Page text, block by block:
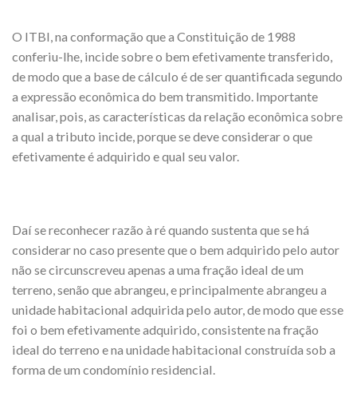
O ITBI, na conformação que a Constituição de 1988
conferiu-lhe, incide sobre o bem efetivamente transferido,
de modo que a base de cálculo é de ser quantificada segundo
a expressão econômica do bem transmitido. Importante
analisar, pois, as características da relação econômica sobre
a qual a tributo incide, porque se deve considerar o que
efetivamente é adquirido e qual seu valor.
Daí se reconhecer razão à ré quando sustenta que se há
considerar no caso presente que o bem adquirido pelo autor
não se circunscreveu apenas a uma fração ideal de um
terreno, senão que abrangeu, e principalmente abrangeu a
unidade habitacional adquirida pelo autor, de modo que esse
foi o bem efetivamente adquirido, consistente na fração
ideal do terreno e na unidade habitacional construída sob a
forma de um condomínio residencial.